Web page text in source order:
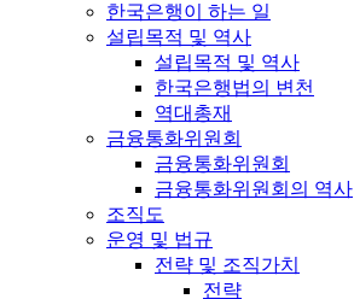
한국은행이 하는 일
설립목적 및 역사
설립목적 및 역사
한국은행법의 변천
역대총재
금융통화위원회
금융통화위원회
금융통화위원회의 역사
조직도
운영 및 법규
전략 및 조직가치
전략